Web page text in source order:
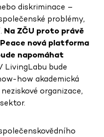
diskriminace –
problémy,
Na ZČU proto právě
nová platforma
napomáhat
LivingLabu bude
how akademická
organizace,